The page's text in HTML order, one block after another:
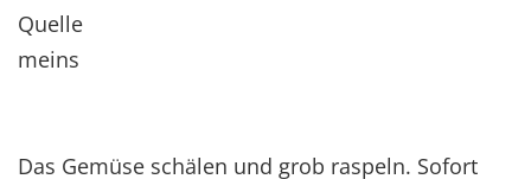
Quelle
meins
Das Gemüse schälen und grob raspeln. Sofort